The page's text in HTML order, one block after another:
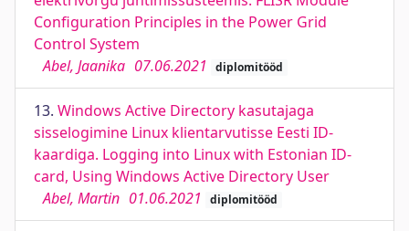
Configuration Principles in the Power Grid
Control System
Abel, Jaanika 07.06.2021 diplomitööd
13. Windows Active Directory kasutajaga
sisselogimine Linux klientarvutisse Eesti ID-
kaardiga. Logging into Linux with Estonian ID-
card, Using Windows Active Directory User
Abel, Martin 01.06.2021 diplomitööd